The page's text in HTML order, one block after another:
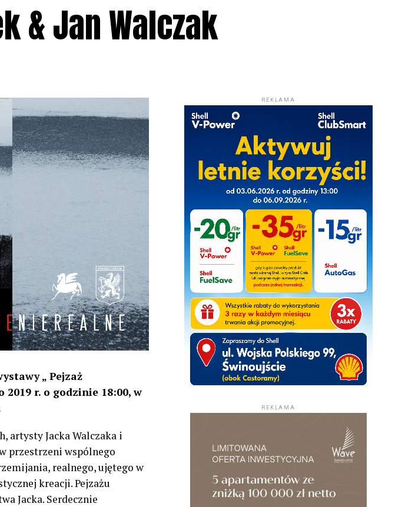
& Jan Walczak
„ Pejzaż
2019 r. o godzinie 18:00, w
artysty Jacka Walczaka i
przestrzeni wspólnego
realnego, ujętego w
kreacji. Pejzażu
Jacka. Serdecznie
REKLAMA
REKLAMA